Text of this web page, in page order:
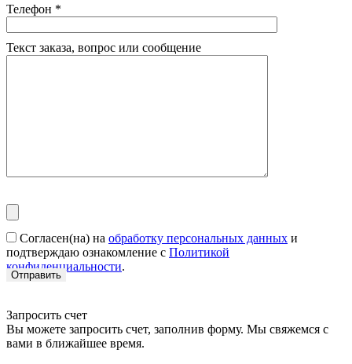
Телефон *
Текст заказа, вопрос или сообщение
Согласен(на) на обработку персональных данных и
подтверждаю ознакомление с Политикой
конфиденциальности.
Запросить счет
Вы можете запросить счет, заполнив форму. Мы свяжемся с
вами в ближайшее время.